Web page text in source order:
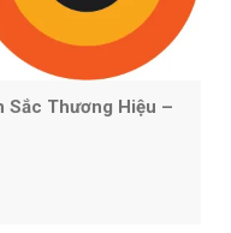
Sắc Thương Hiệu –